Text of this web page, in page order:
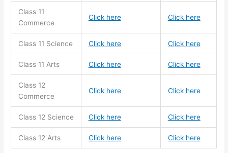
Class 11
Commerce
Click here Click here
Class 11 Science Click here Click here
Class 11 Arts Click here Click here
Class 12
Commerce
Click here Click here
Class 12 Science Click here Click here
Class 12 Arts Click here Click here